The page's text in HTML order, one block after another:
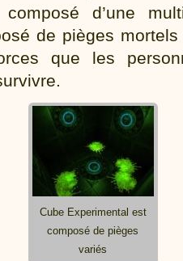
d’une
de pièges mortels
que les
Cube Experimental est
composé de pièges
variés